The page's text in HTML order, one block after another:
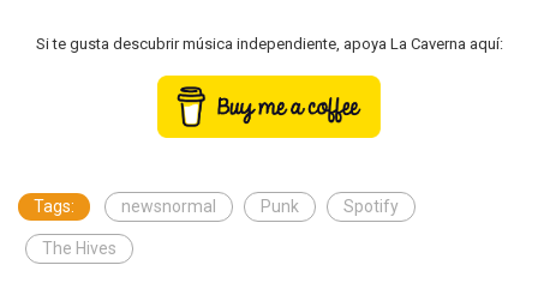
Si te gusta descubrir música independiente, apoya La Caverna aquí:
Tags: newsnormal Punk Spotify
The Hives